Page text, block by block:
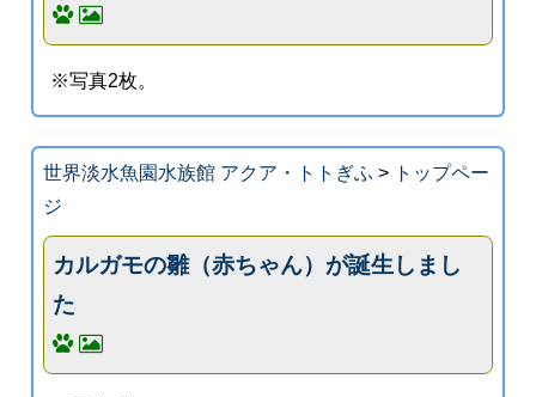
※写真2枚。
世界淡水魚園水族館 アクア・トトぎふ >
トップペー
ジ
カルガモの雛（赤ちゃん）が誕生しまし
た